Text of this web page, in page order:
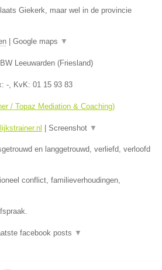
Giekerk, maar wel in de provincie
Google maps ▼
Leeuwarden (Friesland)
-, KvK: 01 15 93 83
/ Topaz Mediation & Coaching)
Screenshot ▼
en langgetrouwd, verliefd, verloofd
conflict, familieverhoudingen,
facebook posts ▼